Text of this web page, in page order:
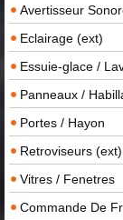
Avertisseur
Eclairage (ext)
Essuie-glace /
Panneaux /
Portes / Hayon
Retroviseurs (ext)
Vitres / Fenetres
Commande De